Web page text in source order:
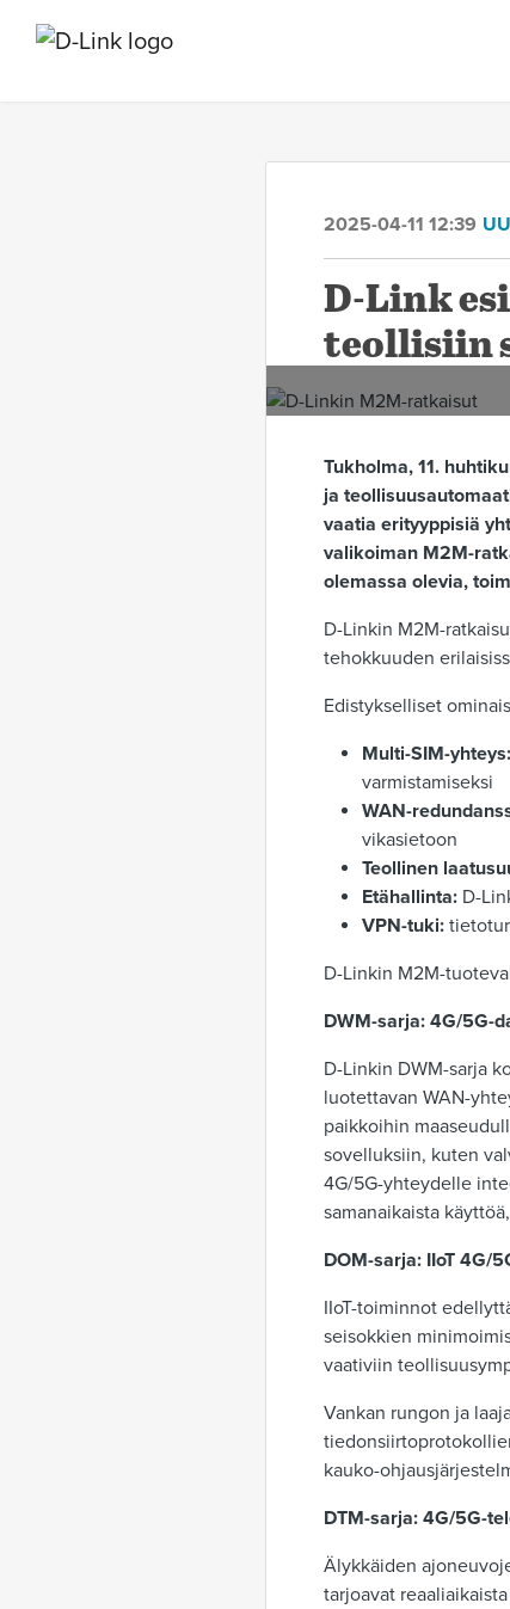
2025-04-11 12:39
D-Link
teollisiin
Tukholma, 11.
ja
vaatia erityyppisiä
valikoiman M2M-
olemassa olevia,
D-Linkin M2M-
tehokkuuden
Edistykselliset
Multi-SIM-yhteys:
varmistamiseksi
WAN-
vikasietoon
Teollinen
Etähallinta: D-
VPN-tuki:
D-Linkin M2M-
DWM-sarja: 4G/5G-
D-Linkin DWM-sarja
luotettavan WAN-
paikkoihin
sovelluksiin, kuten
4G/5G-yhteydelle
samanaikaista
DOM-sarja: IIoT 4G/
IIoT-toiminnot
seisokkien
vaativiin
Vankan rungon ja
kauko-
DTM-sarja: 4G/5G-
Älykkäiden
tarjoavat